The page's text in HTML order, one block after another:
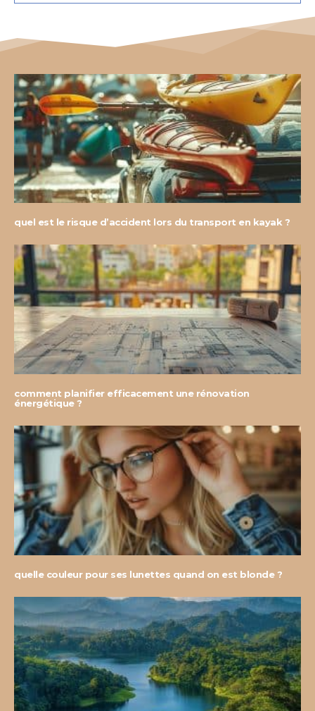
quel est le risque d’accident lors du transport en kayak ?
comment planifier efficacement une rénovation
énergétique ?
quelle couleur pour ses lunettes quand on est blonde ?